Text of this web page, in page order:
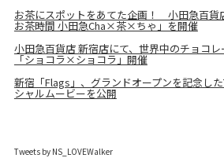
お茶にスポットをあてた企画！ 小田急百貨
お茶時間 小田急Cha×茶×ちゃ」を開催
小田急百貨店 新宿店にて、世界中のチョコ
「ショコラ×ショコラ」開催
新宿「Flags」、グランドオープンを記念した
シャルムービーを公開
Tweets by NS_LOVEWalker